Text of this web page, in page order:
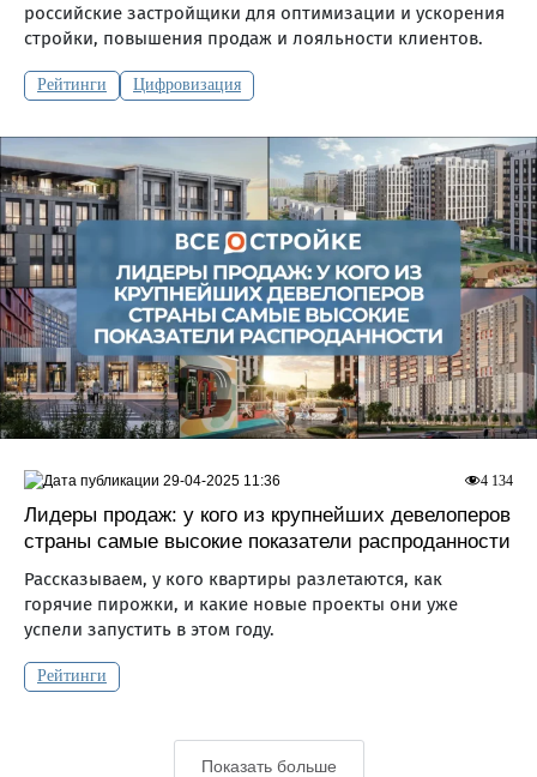
российские застройщики для оптимизации и ускорения
стройки, повышения продаж и лояльности клиентов.
Рейтинги Цифровизация
Лидеры продаж: у кого из крупнейших девелоперов
страны самые высокие показатели распроданности
Рассказываем, у кого квартиры разлетаются, как
горячие пирожки, и какие новые проекты они уже
успели запустить в этом году.
Рейтинги
4 134
29-04-2025 11:36
Показать больше